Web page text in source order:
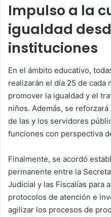
Impulso a la
igualdad
instituciones
En el ámbito educativo,
realizarán el día 25 de cada
promover la igualdad y el
niños. Además, se
de las y los servidores
funciones con perspectiva
Finalmente, se acordó
permanente entre la
Judicial y las Fiscalías para
protocolos de atención e
agilizar los procesos de